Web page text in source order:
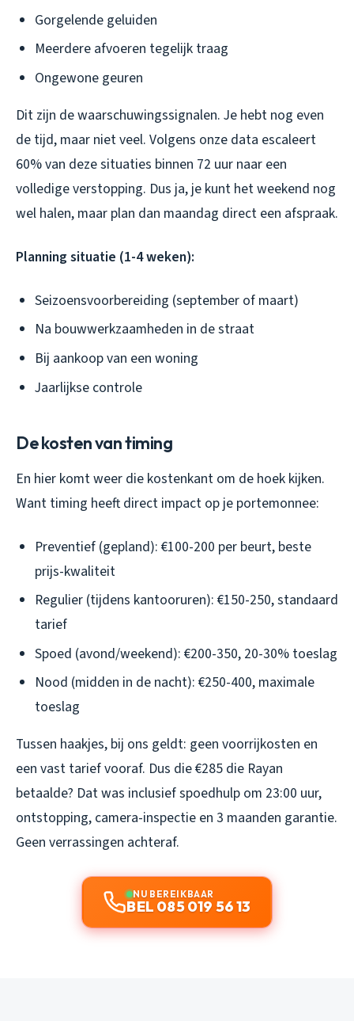
Gorgelende geluiden
Meerdere afvoeren tegelijk traag
Ongewone geuren
Dit zijn de waarschuwingssignalen. Je hebt nog even
de tijd, maar niet veel. Volgens onze data escaleert
60% van deze situaties binnen 72 uur naar een
volledige verstopping. Dus ja, je kunt het weekend nog
wel halen, maar plan dan maandag direct een afspraak.
Planning situatie (1-4 weken):
Seizoensvoorbereiding (september of maart)
Na bouwwerkzaamheden in de straat
Bij aankoop van een woning
Jaarlijkse controle
De kosten van timing
En hier komt weer die kostenkant om de hoek kijken.
Want timing heeft direct impact op je portemonnee:
Preventief (gepland): €100-200 per beurt, beste
prijs-kwaliteit
Regulier (tijdens kantooruren): €150-250, standaard
tarief
Spoed (avond/weekend): €200-350, 20-30% toeslag
Nood (midden in de nacht): €250-400, maximale
toeslag
Tussen haakjes, bij ons geldt: geen voorrijkosten en
een vast tarief vooraf. Dus die €285 die Rayan
betaalde? Dat was inclusief spoedhulp om 23:00 uur,
ontstopping, camera-inspectie en 3 maanden garantie.
Geen verrassingen achteraf.
NU BEREIKBAAR
BEL 085 019 56 13